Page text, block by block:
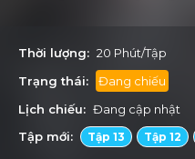
thế giới.
Thời lượng: 20 Phút/Tập
Trạng thái:
Đang chiếu
Lịch chiếu: Đang cập nhật
Tập mới:
Tập 13 Tập 12